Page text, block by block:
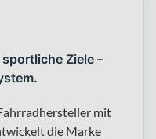
Ziele –
mit
die Marke